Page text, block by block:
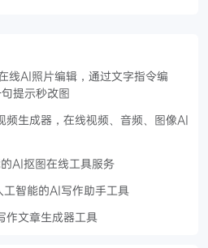
AI照片编辑，通过文字指令编
提示秒改图
生成器，在线视频、音频、图像AI
AI抠图在线工具服务
智能的AI写作助手工具
文章生成器工具